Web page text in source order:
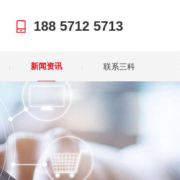
188 5712 5713
新闻资讯 联系三科